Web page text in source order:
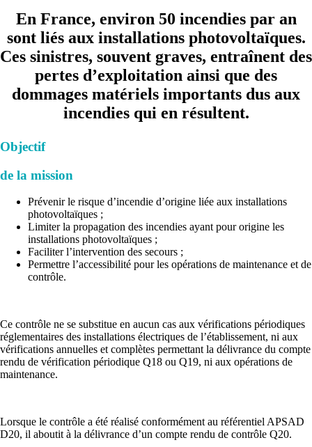
En France, environ 50 incendies par an
sont liés aux installations photovoltaïques.
Ces sinistres, souvent graves, entraînent des
pertes d’exploitation ainsi que des
dommages matériels importants dus aux
incendies qui en résultent.
Objectif
de la mission
Prévenir le risque d’incendie d’origine liée aux installations
photovoltaïques ;
Limiter la propagation des incendies ayant pour origine les
installations photovoltaïques ;
Faciliter l’intervention des secours ;
Permettre l’accessibilité pour les opérations de maintenance et de
contrôle.
Ce contrôle ne se substitue en aucun cas aux vérifications périodiques
réglementaires des installations électriques de l’établissement, ni aux
vérifications annuelles et complètes permettant la délivrance du compte
rendu de vérification périodique Q18 ou Q19, ni aux opérations de
maintenance.
Lorsque le contrôle a été réalisé conformément au référentiel APSAD
D20, il aboutit à la délivrance d’un compte rendu de contrôle Q20.